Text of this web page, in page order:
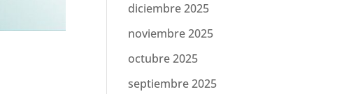
diciembre 2025
noviembre 2025
octubre 2025
septiembre 2025